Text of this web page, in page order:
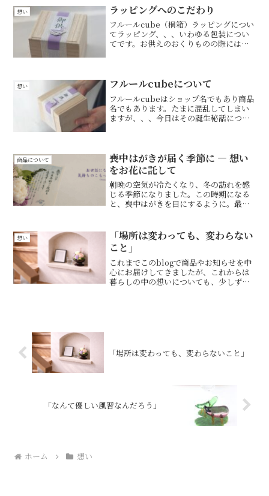
然ですが、葬儀の連絡は...
想い ラッピングへのこだわり
フルールcube（桐箱）ラッピングについ
てラッピング、、、いわゆる包装につい
てです。お供えのおくりものの際には掛
事では「掛け紙」が正式...
想い フルールcubeについて
フルールcubeはショップ名でもあり商品
名でもあります。たまに混乱してしまい
ますが、、、今日はその誕生秘話につい
ットにして母の日...
商品について
喪中はがきが届く季節に ― 想い
をお花に託して
朝晩の空気が冷たくなり、冬の訪れを感
じる季節になりました。この時期になる
と、喪中はがきを目にするように。最近
感じます。そんな中で届く喪中はがき
は、ふと心が立ち止まる瞬間...
想い
「場所は変わっても、変わらない
こと」
これまでこのblogで商品やお知らせを中
心にお届けしてきましたが、これからは
暮らしの中の想いについても、少しずつ
「場所は変わっても、変わらないこと」
「なんて優しい風習なんだろう」
ホーム 想い